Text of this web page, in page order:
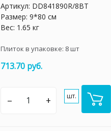
Артикул: DD841890R/8BT
Размер: 9*80 см
Вес: 1.65 кг
Плиток в упаковке: 8шт
713.70 руб.
– + шт.